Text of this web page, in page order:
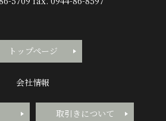
トップページ
会社情報
取引きについて